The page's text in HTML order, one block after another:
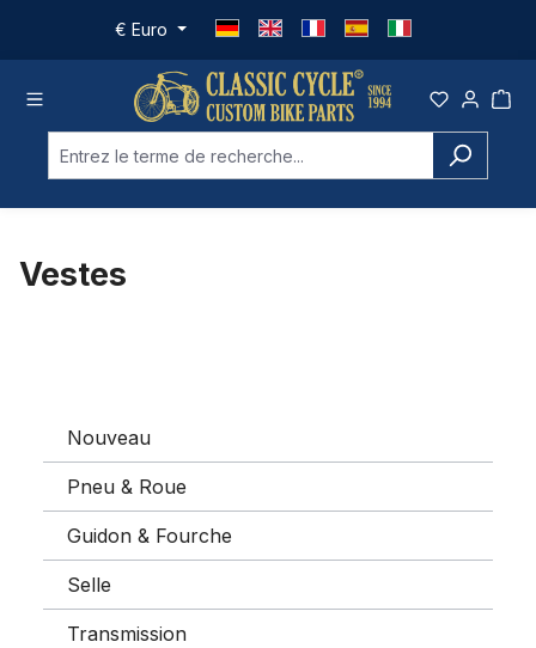
Passer au contenu principal
€ Euro
Vestes
Nouveau
Pneu & Roue
Guidon & Fourche
Selle
Transmission